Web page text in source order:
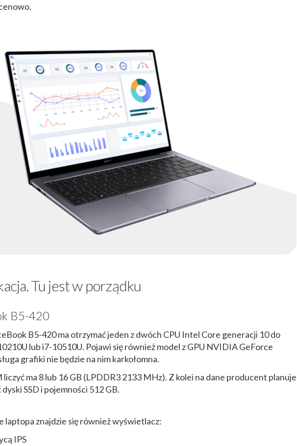
Tu jest w porządku
B5-420
B5-420 ma otrzymać jeden z dwóch CPU Intel Core generacji 10 do
lub i7-10510U. Pojawi się również model z GPU NVIDIA GeForce
grafiki nie będzie na nim karkołomna.
liczyć ma 8 lub 16 GB (LPDDR3 2133 MHz). Z kolei na dane producent planuje
SSD i pojemności 512 GB.
laptopa znajdzie się również wyświetlacz:
IPS